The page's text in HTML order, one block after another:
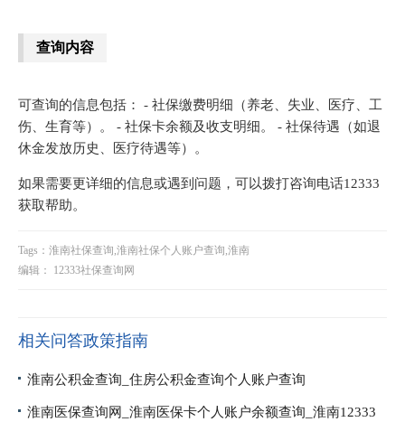
查询内容
可查询的信息包括： - 社保缴费明细（养老、失业、医疗、工
伤、生育等）。 - 社保卡余额及收支明细。 - 社保待遇（如退
休金发放历史、医疗待遇等）。
如果需要更详细的信息或遇到问题，可以拨打咨询电话12333
获取帮助。
Tags：淮南社保查询,淮南社保个人账户查询,淮南
编辑： 12333社保查询网
相关问答政策指南
淮南公积金查询_住房公积金查询个人账户查询
淮南医保查询网_淮南医保卡个人账户余额查询_淮南12333